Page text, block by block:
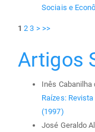
Sociais e
1 2 3 > >>
Artigos
Inês Cabanilha
Raízes:
(1997)
José Geraldo